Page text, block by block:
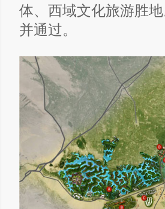
体、西域文化旅游胜
并通过。